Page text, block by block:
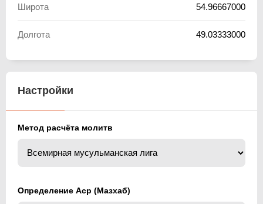
Широта 54.96667000
Долгота 49.03333000
Настройки
Метод расчёта молитв
Определение Аср (Мазхаб)